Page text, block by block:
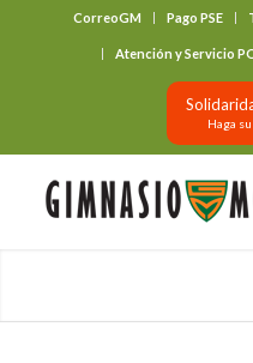
CorreoGM Pago PSE
Atención y Servicio
Haga